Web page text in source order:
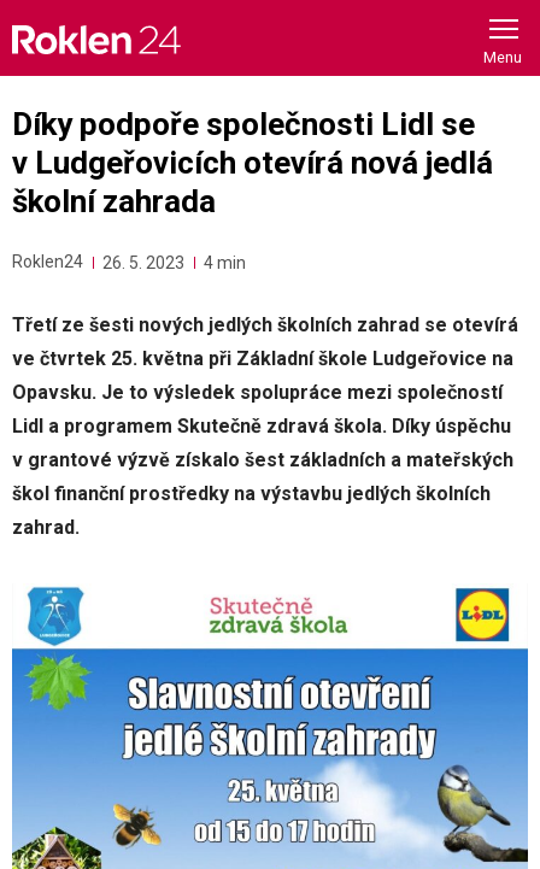
content
Díky podpoře společnosti Lidl se
v Ludgeřovicích otevírá nová jedlá
školní zahrada
Roklen24 26. 5. 2023 4 min
Třetí ze šesti nových jedlých školních zahrad se otevírá
ve čtvrtek 25. května při Základní škole Ludgeřovice na
Opavsku. Je to výsledek spolupráce mezi společností
Lidl a programem Skutečně zdravá škola. Díky úspěchu
v grantové výzvě získalo šest základních a mateřských
škol finanční prostředky na výstavbu jedlých školních
zahrad.